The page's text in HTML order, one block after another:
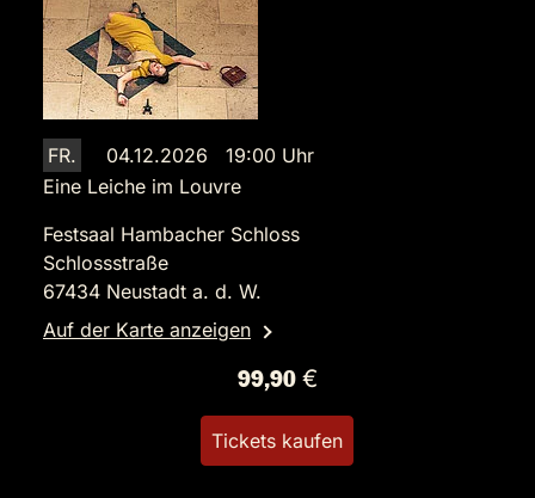
FR.
04.12.2026 19:00 Uhr
Eine Leiche im Louvre
Festsaal Hambacher Schloss
Schlossstraße
67434 Neustadt a. d. W.
Auf der Karte anzeigen
99,90 €
Tickets kaufen